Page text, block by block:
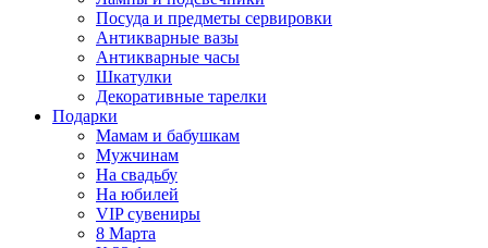
Посуда и предметы сервировки
Антикварные вазы
Антикварные часы
Шкатулки
Декоративные тарелки
Подарки
Мамам и бабушкам
Мужчинам
На свадьбу
На юбилей
VIP сувениры
8 Марта